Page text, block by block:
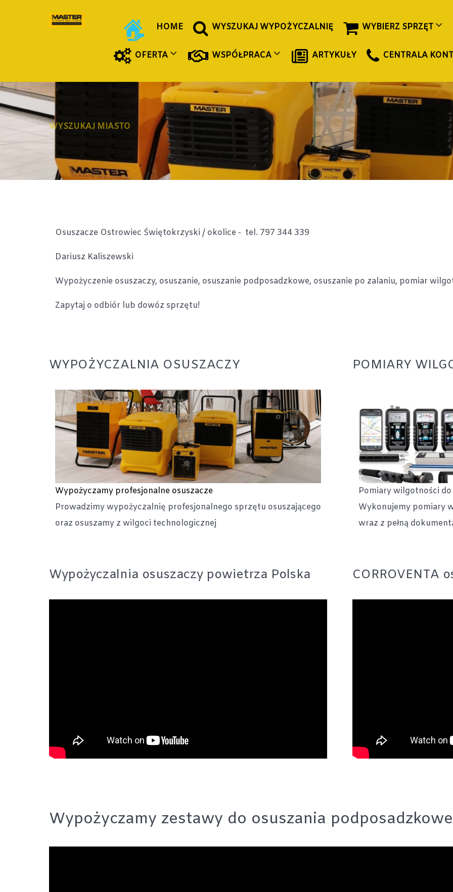
HOME WYSZUKAJ WYPOŻYCZALNIĘ WYBIERZ SPRZĘT
OFERTA WSPÓŁPRACA ARTYKUŁY CENTRALA
WYSZUKAJ MIASTO
Osuszacze Ostrowiec Świętokrzyski / okolice - tel. 797 344 339
Dariusz Kaliszewski
Wypożyczenie osuszaczy, osuszanie, osuszanie podposadzkowe, osuszanie po zalaniu, pomiar
Zapytaj o odbiór lub dowóz sprzętu!
WYPOŻYCZALNIA OSUSZACZY
Wypożyczamy profesjonalne osuszacze
Prowadzimy wypożyczalnię profesjonalnego sprzętu osuszającego
oraz osuszamy z wilgoci technologicznej
POMIARY
Pomiary wilgotności
Wykonujemy pomiary
wraz z pełną
Wypożyczalnia osuszaczy powietrza Polska CORROVENTA
Wypożyczamy zestawy do osuszania